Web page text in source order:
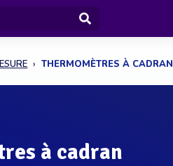
THERMOMÈTRES À CADRAN
à cadran